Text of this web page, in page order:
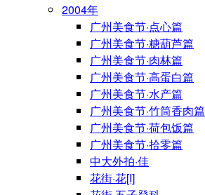
2004年
广州美食节·点心篇
广州美食节·糖葫芦篇
广州美食节·肉林篇
广州美食节·高蛋白篇
广州美食节·水产篇
广州美食节·竹筒香肉篇
广州美食节·荷包饭篇
广州美食节·拾零篇
中大外拍·佳
花街·花[I]